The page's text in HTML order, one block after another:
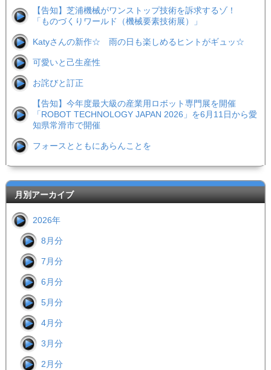
【告知】芝浦機械がワンストップ技術を訴求するゾ！
「ものづくりワールド（機械要素技術展）」
Katyさんの新作☆ 雨の日も楽しめるヒントがギュッ☆
可愛いと己生産性
お詫びと訂正
【告知】今年度最大級の産業用ロボット専門展を開催
「ROBOT TECHNOLOGY JAPAN 2026」を6月11日から愛
知県常滑市で開催
フォースとともにあらんことを
月別アーカイブ
2026年
8月分
7月分
6月分
5月分
4月分
3月分
2月分